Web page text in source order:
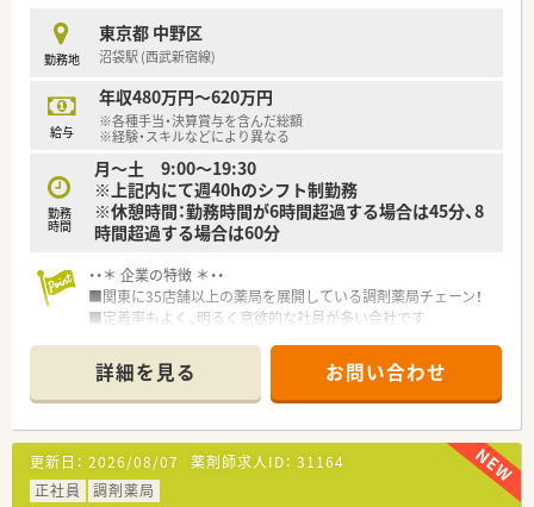
対応しています。
■地域イベントの開催や検体測定室の導入など、未病からの健康
サポートにも注力します。
【勤務実態について】
■全店舗の平均残業時間は月9.9時間と、プライベートの時間も
確保しやすい環境です。
■有給休暇の平均取得日数は11.8日と高く、休みを取りやすい風
土が根付いています。
■産休・育休からの復帰率は100%で、ライフステージの変化に
合わせた働き方が可能です。
勤務地
東京都 中野区
沼袋駅 (西武新宿線)
給与
年収480万円～620万円
※各種手当・決算賞与を含んだ総額
※経験・スキルなどにより異なる
勤務
時間
月～土 9:00～19:30
※上記内にて週40hのシフト制勤務
※休憩時間：勤務時間が6時間超過する場合は45分、8
時間超過する場合は60分
・・＊ 企業の特徴 ＊・・
■関東に35店舗以上の薬局を展開している調剤薬局チェーン！
■定着率もよく、明るく意欲的な社員が多い会社です
決定いたします。
・・＊ 手厚い福利厚生 ＊・・
■借り上げ社宅制度、白衣貸与・クリーニング、確定拠出年金、財
形貯蓄制度、インフルエンザワクチン接種、各種資格奨励制度、
外部研修、決算賞与支給…等、様々な福利厚生があります。
詳細を見る お問い合わせ
更新日： 2026/08/07 薬剤師求人ID： 31164
正社員
調剤薬局